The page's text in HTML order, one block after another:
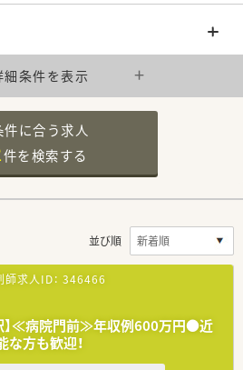
細条件を表示
件に合う求人
件を検索する
並び順
師求人ID： 346466
】≪病院門前≫年収例600万円●近
方も歓迎！